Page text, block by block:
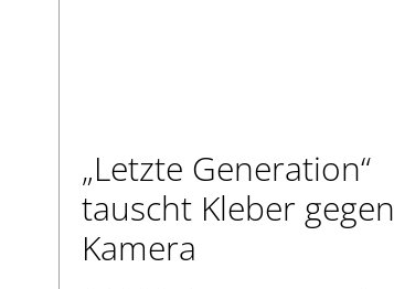
„Letzte Generation“
tauscht Kleber gegen
Kamera